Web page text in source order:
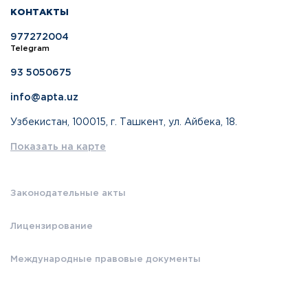
КОНТАКТЫ
977272004
Telegram
93 5050675
info@apta.uz
Узбекистан, 100015, г. Ташкент, ул. Айбека, 18.
Показать на карте
Законодательные акты
Лицензирование
Международные правовые документы